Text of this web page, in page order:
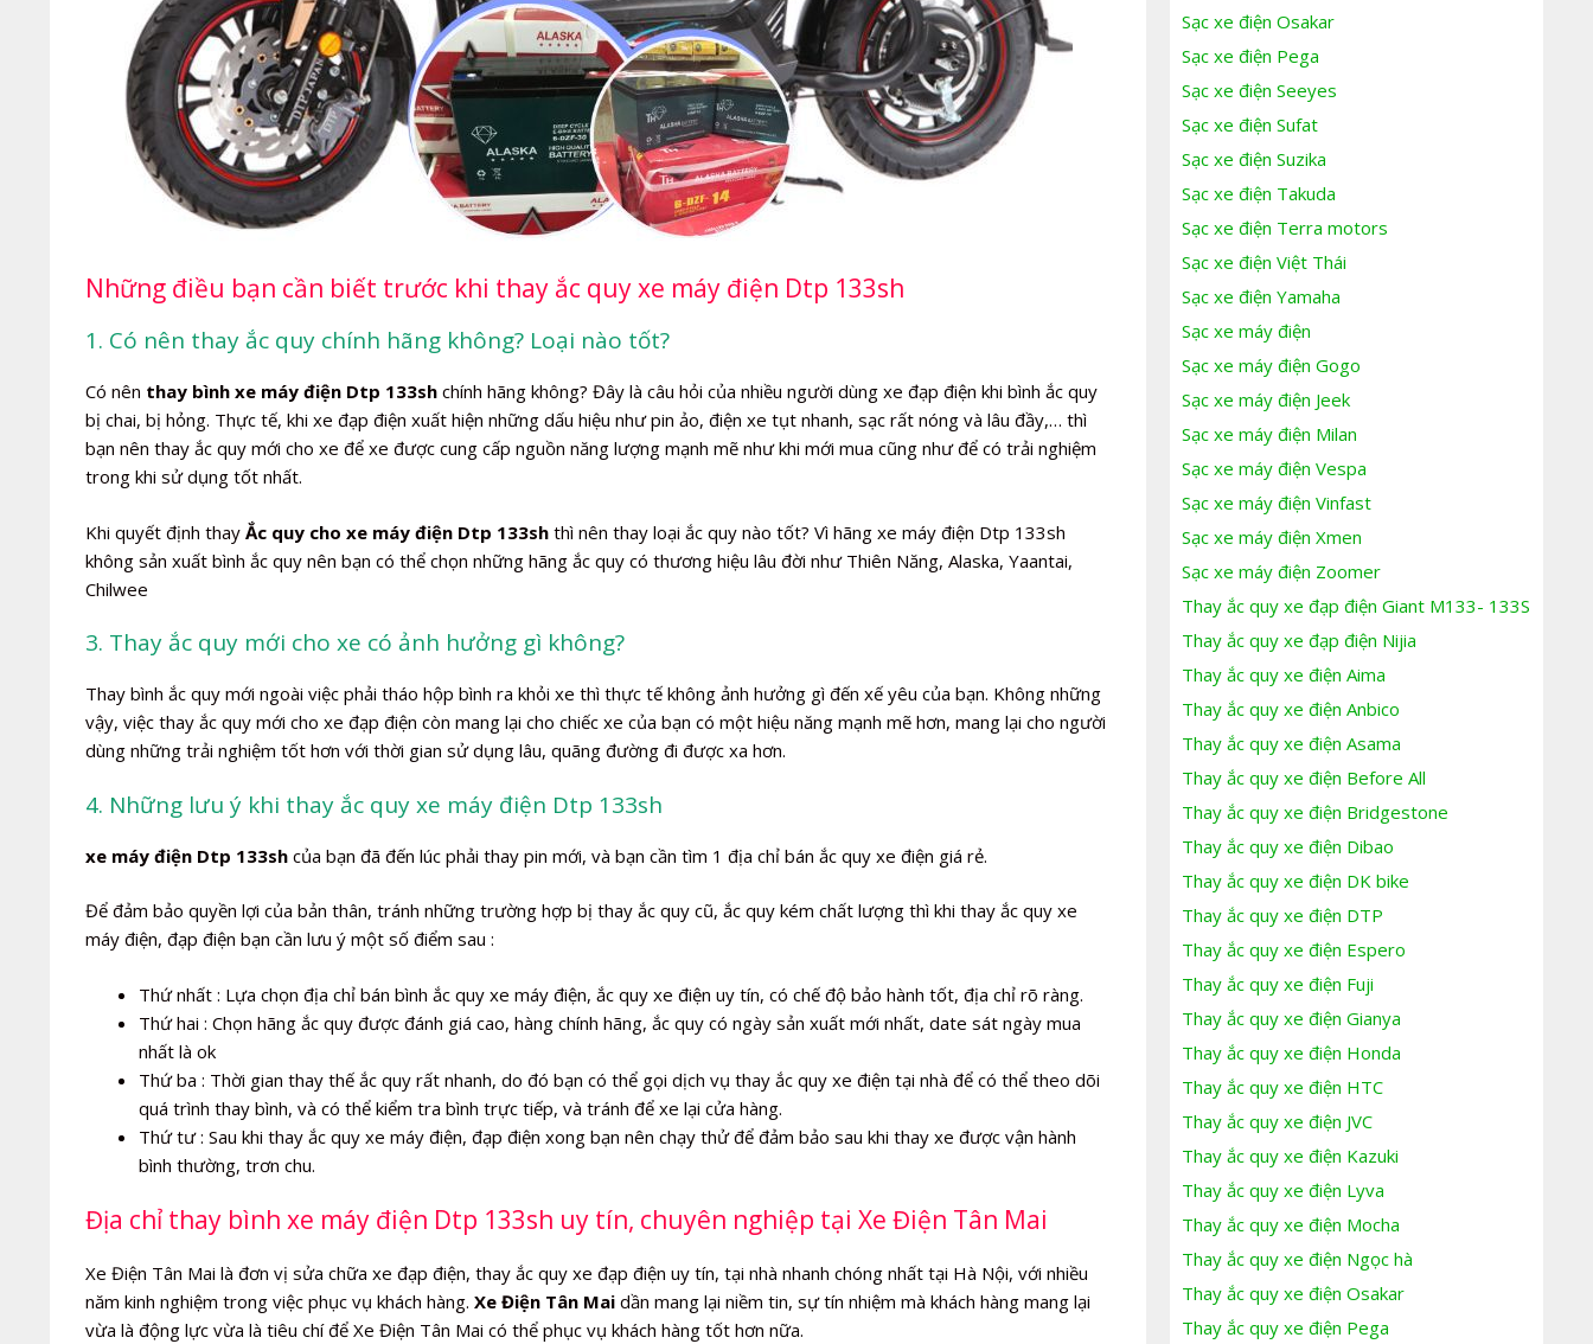
Những điều bạn cần biết trước khi thay ắc quy xe máy điện Dtp 133sh
1. Có nên thay ắc quy chính hãng không? Loại nào tốt?
Có nên thay bình xe máy điện Dtp 133sh chính hãng không? Đây là câu hỏi của nhiều người dùng xe đạp điện khi bình ắc quy
bị chai, bị hỏng. Thực tế, khi xe đạp điện xuất hiện những dấu hiệu như pin ảo, điện xe tụt nhanh, sạc rất nóng và lâu đầy,… thì
bạn nên thay ắc quy mới cho xe để xe được cung cấp nguồn năng lượng mạnh mẽ như khi mới mua cũng như để có trải nghiệm
trong khi sử dụng tốt nhất.
Khi quyết định thay Ắc quy cho xe máy điện Dtp 133sh thì nên thay loại ắc quy nào tốt? Vì hãng xe máy điện Dtp 133sh
không sản xuất bình ắc quy nên bạn có thể chọn những hãng ắc quy có thương hiệu lâu đời như Thiên Năng, Alaska, Yaantai,
Chilwee
3. Thay ắc quy mới cho xe có ảnh hưởng gì không?
Thay bình ắc quy mới ngoài việc phải tháo hộp bình ra khỏi xe thì thực tế không ảnh hưởng gì đến xế yêu của bạn. Không những
vậy, việc thay ắc quy mới cho xe đạp điện còn mang lại cho chiếc xe của bạn có một hiệu năng mạnh mẽ hơn, mang lại cho người
dùng những trải nghiệm tốt hơn với thời gian sử dụng lâu, quãng đường đi được xa hơn.
4. Những lưu ý khi thay ắc quy xe máy điện Dtp 133sh
xe máy điện Dtp 133sh của bạn đã đến lúc phải thay pin mới, và bạn cần tìm 1 địa chỉ bán ắc quy xe điện giá rẻ.
Để đảm bảo quyền lợi của bản thân, tránh những trường hợp bị thay ắc quy cũ, ắc quy kém chất lượng thì khi thay ắc quy xe
máy điện, đạp điện bạn cần lưu ý một số điểm sau :
Thứ nhất : Lựa chọn địa chỉ bán bình ắc quy xe máy điện, ắc quy xe điện uy tín, có chế độ bảo hành tốt, địa chỉ rõ ràng.
Thứ hai : Chọn hãng ắc quy được đánh giá cao, hàng chính hãng, ắc quy có ngày sản xuất mới nhất, date sát ngày mua
nhất là ok
Thứ ba : Thời gian thay thế ắc quy rất nhanh, do đó bạn có thể gọi dịch vụ thay ắc quy xe điện tại nhà để có thể theo dõi
quá trình thay bình, và có thể kiểm tra bình trực tiếp, và tránh để xe lại cửa hàng.
Thứ tư : Sau khi thay ắc quy xe máy điện, đạp điện xong bạn nên chạy thử để đảm bảo sau khi thay xe được vận hành
bình thường, trơn chu.
Địa chỉ thay bình xe máy điện Dtp 133sh uy tín, chuyên nghiệp tại Xe Điện Tân Mai
Xe Điện Tân Mai là đơn vị sửa chữa xe đạp điện, thay ắc quy xe đạp điện uy tín, tại nhà nhanh chóng nhất tại Hà Nội, với nhiều
năm kinh nghiệm trong việc phục vụ khách hàng. Xe Điện Tân Mai dần mang lại niềm tin, sự tín nhiệm mà khách hàng mang lại
vừa là động lực vừa là tiêu chí để Xe Điện Tân Mai có thể phục vụ khách hàng tốt hơn nữa.
Sạc xe điện Osakar
Sạc xe điện Pega
Sạc xe điện Seeyes
Sạc xe điện Sufat
Sạc xe điện Suzika
Sạc xe điện Takuda
Sạc xe điện Terra motors
Sạc xe điện Việt Thái
Sạc xe điện Yamaha
Sạc xe máy điện
Sạc xe máy điện Gogo
Sạc xe máy điện Jeek
Sạc xe máy điện Milan
Sạc xe máy điện Vespa
Sạc xe máy điện Vinfast
Sạc xe máy điện Xmen
Sạc xe máy điện Zoomer
Thay ắc quy xe đạp điện Giant M133- 133S
Thay ắc quy xe đạp điện Nijia
Thay ắc quy xe điện Aima
Thay ắc quy xe điện Anbico
Thay ắc quy xe điện Asama
Thay ắc quy xe điện Before All
Thay ắc quy xe điện Bridgestone
Thay ắc quy xe điện Dibao
Thay ắc quy xe điện DK bike
Thay ắc quy xe điện DTP
Thay ắc quy xe điện Espero
Thay ắc quy xe điện Fuji
Thay ắc quy xe điện Gianya
Thay ắc quy xe điện Honda
Thay ắc quy xe điện HTC
Thay ắc quy xe điện JVC
Thay ắc quy xe điện Kazuki
Thay ắc quy xe điện Lyva
Thay ắc quy xe điện Mocha
Thay ắc quy xe điện Ngọc hà
Thay ắc quy xe điện Osakar
Thay ắc quy xe điện Pega